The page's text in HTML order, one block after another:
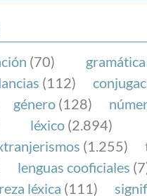
patrocinada por la
cuyo objetivo es
los medios de
(70) gramática
(112)
género (128)
léxico (2.894)
(1.255)
lenguas cooficiales
léxica (111)